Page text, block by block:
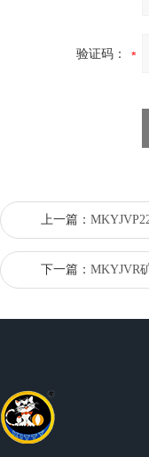
验证码：
上一篇：
下一篇： MKYJVR